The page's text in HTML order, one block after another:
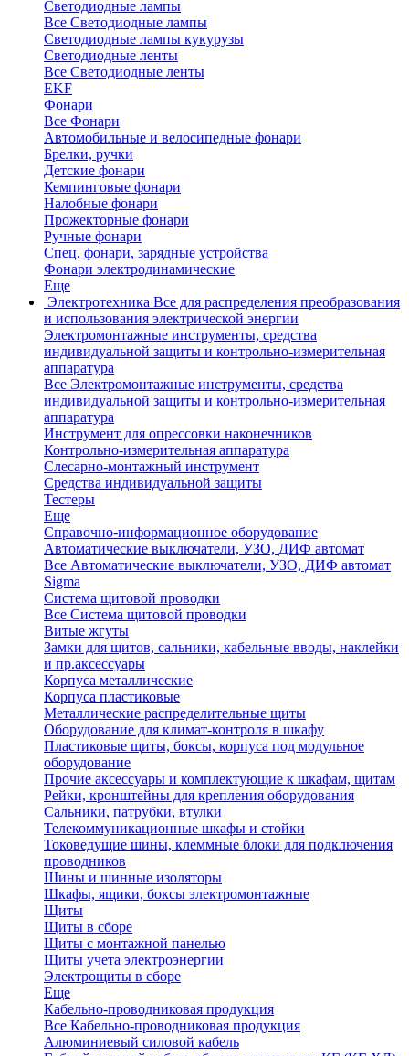
Светодиодные лампы
Все Светодиодные лампы
Светодиодные лампы кукурузы
Светодиодные ленты
Все Светодиодные ленты
EKF
Фонари
Все Фонари
Автомобильные и велосипедные фонари
Брелки, ручки
Детские фонари
Кемпинговые фонари
Налобные фонари
Прожекторные фонари
Ручные фонари
Спец. фонари, зарядные устройства
Фонари электродинамические
Еще
Электротехника Все для распределения преобразования
и использования электрической энергии
Электромонтажные инструменты, средства
индивидуальной защиты и контрольно-измерительная
аппаратура
Все Электромонтажные инструменты, средства
индивидуальной защиты и контрольно-измерительная
аппаратура
Инструмент для опрессовки наконечников
Контрольно-измерительная аппаратура
Слесарно-монтажный инструмент
Средства индивидуальной защиты
Тестеры
Еще
Справочно-информационное оборудование
Автоматические выключатели, УЗО, ДИФ автомат
Все Автоматические выключатели, УЗО, ДИФ автомат
Sigma
Система щитовой проводки
Все Система щитовой проводки
Витые жгуты
Замки для щитов, сальники, кабельные вводы, наклейки
и пр.аксессуары
Корпуса металлические
Корпуса пластиковые
Металлические распределительные щиты
Оборудование для климат-контроля в шкафу
Пластиковые щиты, боксы, корпуса под модульное
оборудование
Прочие аксессуары и комплектующие к шкафам, щитам
Рейки, кронштейны для крепления оборудования
Сальники, патрубки, втулки
Телекоммуникационные шкафы и стойки
Токоведущие шины, клеммные блоки для подключения
проводников
Шины и шинные изоляторы
Шкафы, ящики, боксы электромонтажные
Щиты
Щиты в сборе
Щиты с монтажной панелью
Щиты учета электроэнергии
Электрощиты в сборе
Еще
Кабельно-проводниковая продукция
Все Кабельно-проводниковая продукция
Алюминиевый силовой кабель